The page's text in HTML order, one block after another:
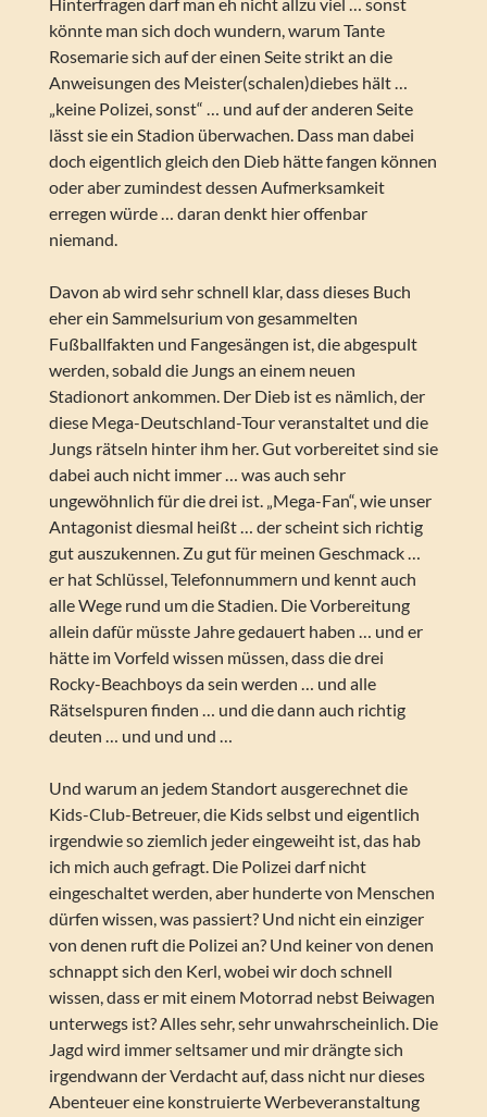
könnte man sich doch wundern, warum Tante
Rosemarie sich auf der einen Seite strikt an die
Anweisungen des Meister(schalen)diebes hält …
„keine Polizei, sonst“ … und auf der anderen Seite
lässt sie ein Stadion überwachen. Dass man dabei
doch eigentlich gleich den Dieb hätte fangen können
oder aber zumindest dessen Aufmerksamkeit
erregen würde … daran denkt hier offenbar
niemand.
Davon ab wird sehr schnell klar, dass dieses Buch
eher ein Sammelsurium von gesammelten
Fußballfakten und Fangesängen ist, die abgespult
werden, sobald die Jungs an einem neuen
Stadionort ankommen. Der Dieb ist es nämlich, der
diese Mega-Deutschland-Tour veranstaltet und die
Jungs rätseln hinter ihm her. Gut vorbereitet sind sie
dabei auch nicht immer … was auch sehr
ungewöhnlich für die drei ist. „Mega-Fan“, wie unser
Antagonist diesmal heißt … der scheint sich richtig
gut auszukennen. Zu gut für meinen Geschmack …
er hat Schlüssel, Telefonnummern und kennt auch
alle Wege rund um die Stadien. Die Vorbereitung
allein dafür müsste Jahre gedauert haben … und er
hätte im Vorfeld wissen müssen, dass die drei
Rocky-Beachboys da sein werden … und alle
Rätselspuren finden … und die dann auch richtig
deuten … und und und …
Und warum an jedem Standort ausgerechnet die
Kids-Club-Betreuer, die Kids selbst und eigentlich
irgendwie so ziemlich jeder eingeweiht ist, das hab
ich mich auch gefragt. Die Polizei darf nicht
eingeschaltet werden, aber hunderte von Menschen
dürfen wissen, was passiert? Und nicht ein einziger
von denen ruft die Polizei an? Und keiner von denen
schnappt sich den Kerl, wobei wir doch schnell
wissen, dass er mit einem Motorrad nebst Beiwagen
unterwegs ist? Alles sehr, sehr unwahrscheinlich. Die
Jagd wird immer seltsamer und mir drängte sich
irgendwann der Verdacht auf, dass nicht nur dieses
Abenteuer eine konstruierte Werbeveranstaltung